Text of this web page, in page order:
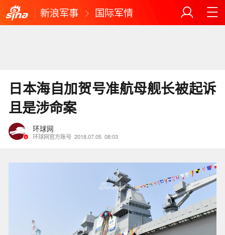
新浪军事 国际军情
日本海自加贺号准航母舰长被起诉
且是涉命案
环球网
环球网官方账号 2018.07.05 08:03